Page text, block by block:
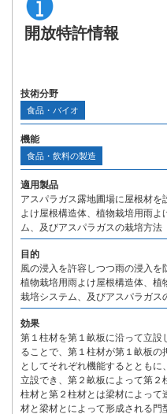
開放特許情報
技術分野
食品・バイオ
機能
食品・飲料の製造
適用製品
アスパラガス露地圃場に屋根材
よけ屋根構造体、植物栽培用雨
ム、及びアスパラガスの栽培方法
目的
風の浸入を許容しつつ雨の浸入を
植物栽培用雨よけ屋根構造体、植
栽培システム、及びアスパラガス
効果
第１柱材を第１畝板に沿って立
ることで、第１柱材が第１畝板の
としてそれぞれ機能するととも
立設でき、第２畝板によって第２
柱材と第２柱材とは梁材によっ
材と梁材とによって形成される門